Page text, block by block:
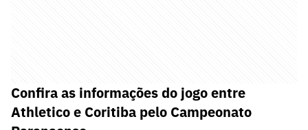
Confira as informações do jogo entre
Athletico e Coritiba pelo Campeonato